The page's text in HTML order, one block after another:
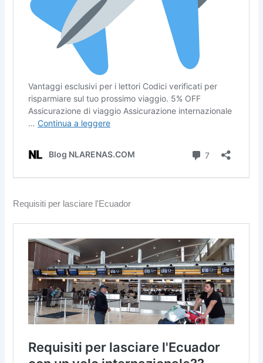
Requisiti per lasciare l'Ecuador